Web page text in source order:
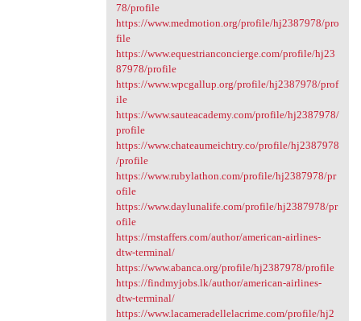
78/profile
https://www.medmotion.org/profile/hj2387978/pro
file
https://www.equestrianconcierge.com/profile/hj23
87978/profile
https://www.wpcgallup.org/profile/hj2387978/prof
ile
https://www.sauteacademy.com/profile/hj2387978/
profile
https://www.chateaumeichtry.co/profile/hj2387978
/profile
https://www.rubylathon.com/profile/hj2387978/pr
ofile
https://www.daylunalife.com/profile/hj2387978/pr
ofile
https://rnstaffers.com/author/american-airlines-
dtw-terminal/
https://www.abanca.org/profile/hj2387978/profile
https://findmyjobs.lk/author/american-airlines-
dtw-terminal/
https://www.lacameradellelacrime.com/profile/hj2